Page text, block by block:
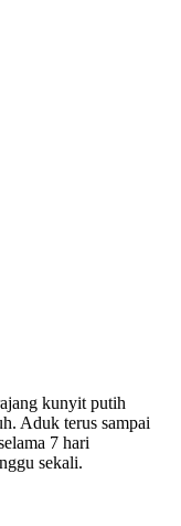
kunyit putih
Aduk terus sampai
7 hari
sekali.